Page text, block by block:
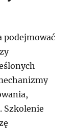
podejmować
Szkolenie